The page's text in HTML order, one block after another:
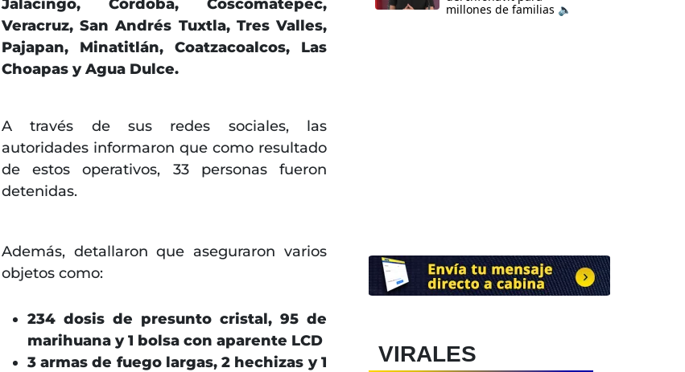
Jalacingo, Córdoba, Coscomatepec,
Veracruz, San Andrés Tuxtla, Tres Valles,
Pajapan, Minatitlán, Coatzacoalcos, Las
Choapas y Agua Dulce.
A través de sus redes sociales, las
autoridades informaron que como resultado
de estos operativos, 33 personas fueron
detenidas.
Además, detallaron que aseguraron varios
objetos como:
234 dosis de presunto cristal, 95 de
marihuana y 1 bolsa con aparente LCD
3 armas de fuego largas, 2 hechizas y 1
millones de familias 🔈
VIRALES